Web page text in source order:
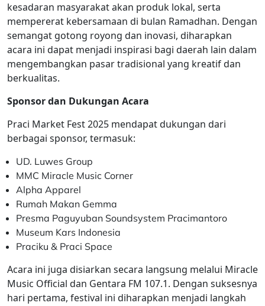
kesadaran masyarakat akan produk lokal, serta
mempererat kebersamaan di bulan Ramadhan. Dengan
semangat gotong royong dan inovasi, diharapkan
acara ini dapat menjadi inspirasi bagi daerah lain dalam
mengembangkan pasar tradisional yang kreatif dan
berkualitas.
Sponsor dan Dukungan Acara
Praci Market Fest 2025 mendapat dukungan dari
berbagai sponsor, termasuk:
UD. Luwes Group
MMC Miracle Music Corner
Alpha Apparel
Rumah Makan Gemma
Presma Paguyuban Soundsystem Pracimantoro
Museum Kars Indonesia
Praciku & Praci Space
Acara ini juga disiarkan secara langsung melalui Miracle
Music Official dan Gentara FM 107.1. Dengan suksesnya
hari pertama, festival ini diharapkan menjadi langkah